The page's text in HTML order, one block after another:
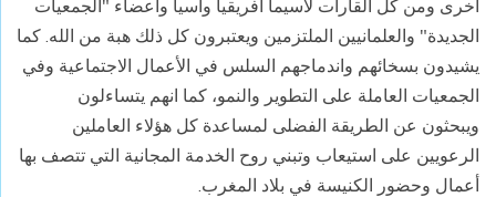
أخرى ومن كل القارات لاسيما افريقيا وأسيا وأعضاء "الجمعيات
الجديدة" والعلمانيين الملتزمين ويعتبرون كل ذلك هبة من الله. كما
يشيدون بسخائهم واندماجهم السلس في الأعمال الاجتماعية وفي
الجمعيات العاملة على التطوير والنمو، كما انهم يتساءلون
ويبحثون عن الطريقة الفضلى لمساعدة كل هؤلاء العاملين
الرعويين على استيعاب وتبني روح الخدمة المجانية التي تتصف بها
أعمال وحضور الكنيسة في بلاد المغرب.